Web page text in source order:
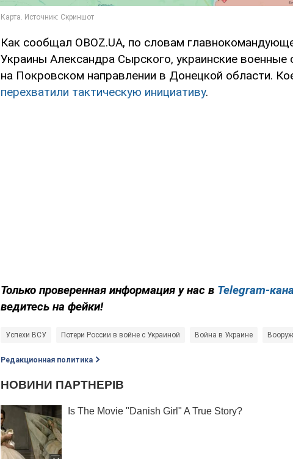
Как сообщал OBOZ.UA, по словам
Украины Александра Сырского, украинские военные
на Покровском направлении в Донецкой области.
перехватили тактическую инициативу.
Только проверенная информация у нас в Telegram-
ведитесь на фейки!
Успехи ВСУ Потери России в войне с Украиной Война в Украине
Редакционная политика